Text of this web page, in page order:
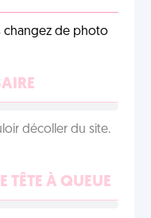
changez de photo
décoller du site.
TÊTE À QUEUE